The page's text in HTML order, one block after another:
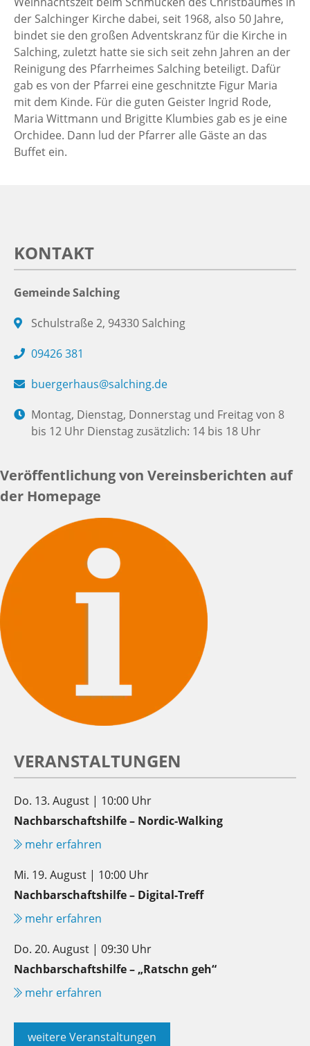
der Salchinger Kirche dabei, seit 1968, also 50 Jahre,
bindet sie den großen Adventskranz für die Kirche in
Salching, zuletzt hatte sie sich seit zehn Jahren an der
Reinigung des Pfarrheimes Salching beteiligt. Dafür
gab es von der Pfarrei eine geschnitzte Figur Maria
mit dem Kinde. Für die guten Geister Ingrid Rode,
Maria Wittmann und Brigitte Klumbies gab es je eine
Orchidee. Dann lud der Pfarrer alle Gäste an das
Buffet ein.
KONTAKT
Gemeinde Salching
Schulstraße 2, 94330 Salching
09426 381
buergerhaus@salching.de
Montag, Dienstag, Donnerstag und Freitag von 8
bis 12 Uhr Dienstag zusätzlich: 14 bis 18 Uhr
Veröffentlichung von Vereinsberichten auf
der Homepage
VERANSTALTUNGEN
Do. 13. August | 10:00 Uhr
Nachbarschaftshilfe – Nordic-Walking
mehr erfahren
Mi. 19. August | 10:00 Uhr
Nachbarschaftshilfe – Digital-Treff
mehr erfahren
Do. 20. August | 09:30 Uhr
Nachbarschaftshilfe – „Ratschn geh“
mehr erfahren
weitere Veranstaltungen